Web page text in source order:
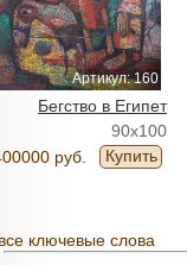
Артикул: 160
Бегство в Египет
90x100
руб.
Купить
все ключевые слова